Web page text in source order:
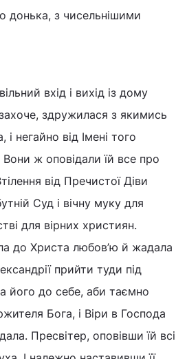
донька, з чисельнішими
вхід і вихід із дому
здружилася з якимись
негайно від Імені того
Вони ж оповідали їй все про
від Пречистої Діви
Суд і вічну муку для
для вірних християн.
до Христа любов’ю й жадала
прийти туди під
його до себе, аби таємно
Бога, і Віри в Господа
Пресвітер, оповівши їй всі